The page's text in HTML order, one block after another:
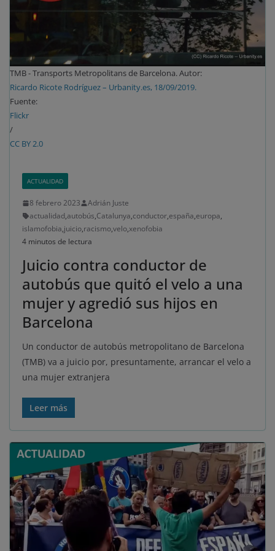
TMB - Transports Metropolitans de Barcelona. Autor:
Ricardo Ricote Rodríguez – Urbanity.es, 18/09/2019.
Fuente:
Flickr
/
CC BY 2.0
ACTUALIDAD
8 febrero 2023
Adrián Juste
actualidad,autobús,Catalunya,conductor,españa,europa,
islamofobia,juicio,racismo,velo,xenofobia
4 minutos de lectura
Juicio contra conductor de
autobús que quitó el velo a una
mujer y agredió sus hijos en
Barcelona
Un conductor de autobús metropolitano de Barcelona
(TMB) va a juicio por, presuntamente, arrancar el velo a
una mujer extranjera
Leer más